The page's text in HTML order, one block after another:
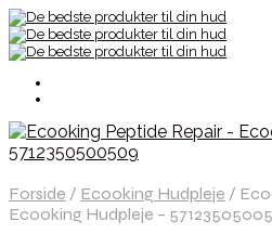
Forside / Ecooking Hudpleje /
Ecooking Hudpleje –